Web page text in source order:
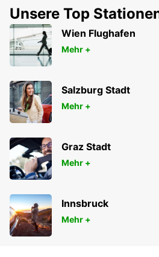
HAUPTSITZ IN BRATISLAVA
BRATISLAVA - SLOVAK REPUBLIC
Unsere Top
Wien Flughafen
Mehr +
Salzburg Stadt
Mehr +
Graz Stadt
Mehr +
Innsbruck
Mehr +